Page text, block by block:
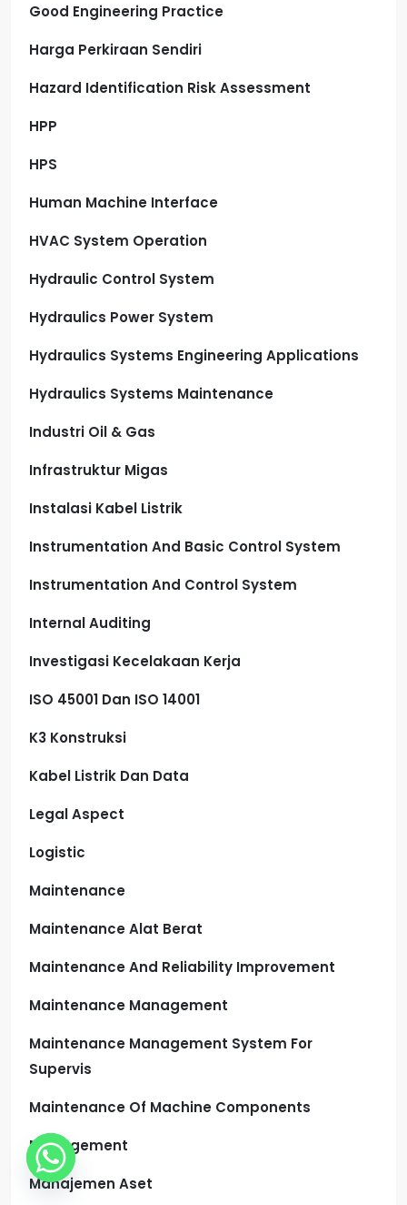
Good Engineering Practice
Harga Perkiraan Sendiri
Hazard Identification Risk Assessment
HPP
HPS
Human Machine Interface
HVAC System Operation
Hydraulic Control System
Hydraulics Power System
Hydraulics Systems Engineering Applications
Hydraulics Systems Maintenance
Industri Oil & Gas
Infrastruktur Migas
Instalasi Kabel Listrik
Instrumentation And Basic Control System
Instrumentation And Control System
Internal Auditing
Investigasi Kecelakaan Kerja
ISO 45001 Dan ISO 14001
K3 Konstruksi
Kabel Listrik Dan Data
Legal Aspect
Logistic
Maintenance
Maintenance Alat Berat
Maintenance And Reliability Improvement
Maintenance Management
Maintenance Management System For
Supervis
Maintenance Of Machine Components
Management
Manajemen Aset